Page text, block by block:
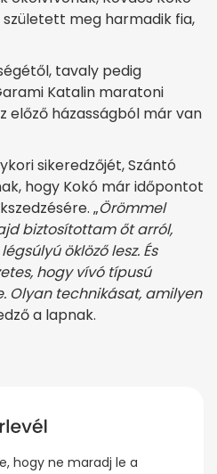
meg harmadik fia,
tavaly pedig
Katalin maratoni
előző házasságból már van
sikeredzőjét, Szántó
hogy Kokó már időpontot
„Örömmel
biztosítottam őt arról,
öklöző lesz. És
hogy vívó típusú
Olyan technikásat, amilyen
a lapnak.
hogy ne maradj le a